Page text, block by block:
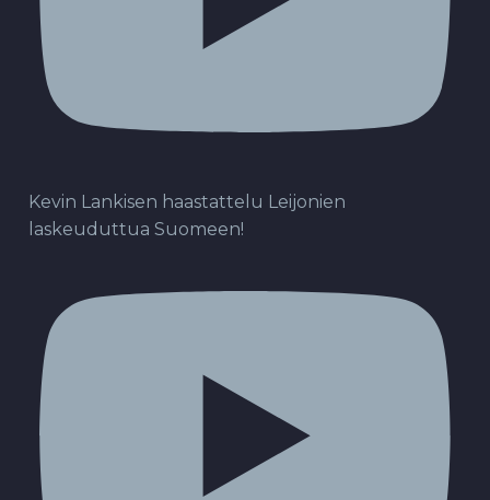
Kevin Lankisen haastattelu Leijonien
laskeuduttua Suomeen!